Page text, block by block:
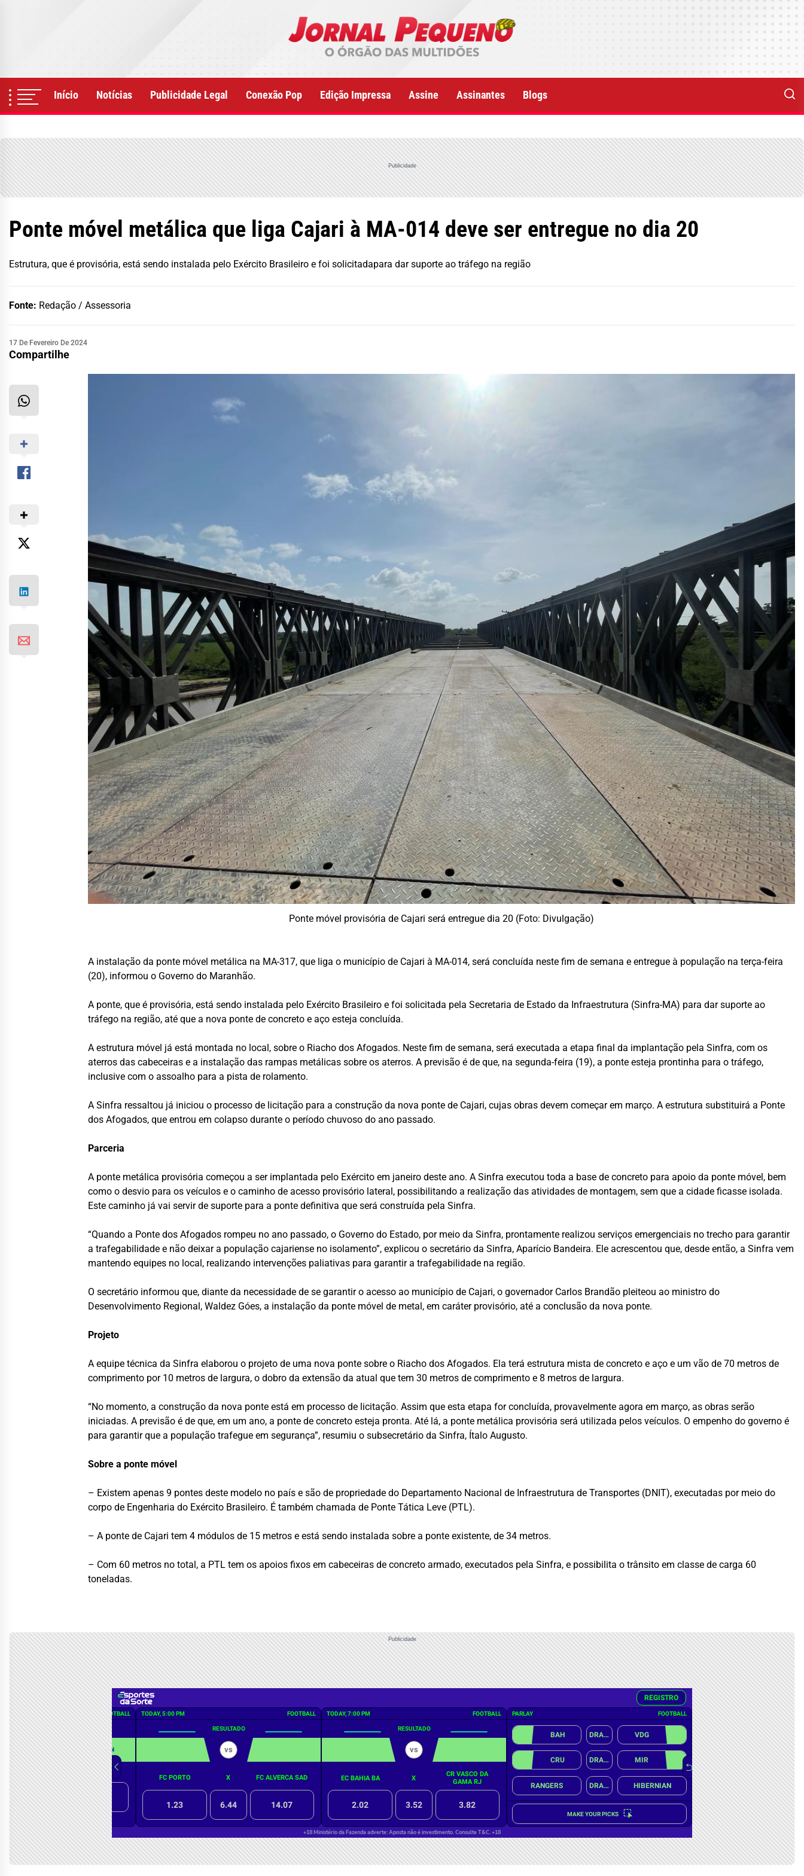
Início Notícias Publicidade Legal Conexão Pop Edição Impressa Assine Assinantes Blogs
Publicidade
Ponte móvel metálica que liga Cajari à MA-014 deve ser entregue no dia 20
Estrutura, que é provisória, está sendo instalada pelo Exército Brasileiro e foi solicitadapara dar suporte ao tráfego na região
Fonte: Redação / Assessoria
17 De Fevereiro De 2024
Compartilhe
Ponte móvel provisória de Cajari será entregue dia 20 (Foto: Divulgação)
A instalação da ponte móvel metálica na MA-317, que liga o município de Cajari à MA-014, será concluída neste fim de semana e entregue à população na terça-feira
(20), informou o Governo do Maranhão.
A ponte, que é provisória, está sendo instalada pelo Exército Brasileiro e foi solicitada pela Secretaria de Estado da Infraestrutura (Sinfra-MA) para dar suporte ao
tráfego na região, até que a nova ponte de concreto e aço esteja concluída.
A estrutura móvel já está montada no local, sobre o Riacho dos Afogados. Neste fim de semana, será executada a etapa final da implantação pela Sinfra, com os
aterros das cabeceiras e a instalação das rampas metálicas sobre os aterros. A previsão é de que, na segunda-feira (19), a ponte esteja prontinha para o tráfego,
inclusive com o assoalho para a pista de rolamento.
A Sinfra ressaltou já iniciou o processo de licitação para a construção da nova ponte de Cajari, cujas obras devem começar em março. A estrutura substituirá a Ponte
dos Afogados, que entrou em colapso durante o período chuvoso do ano passado.
Parceria
A ponte metálica provisória começou a ser implantada pelo Exército em janeiro deste ano. A Sinfra executou toda a base de concreto para apoio da ponte móvel, bem
como o desvio para os veículos e o caminho de acesso provisório lateral, possibilitando a realização das atividades de montagem, sem que a cidade ficasse isolada.
Este caminho já vai servir de suporte para a ponte definitiva que será construída pela Sinfra.
“Quando a Ponte dos Afogados rompeu no ano passado, o Governo do Estado, por meio da Sinfra, prontamente realizou serviços emergenciais no trecho para garantir
a trafegabilidade e não deixar a população cajariense no isolamento”, explicou o secretário da Sinfra, Aparício Bandeira. Ele acrescentou que, desde então, a Sinfra vem
mantendo equipes no local, realizando intervenções paliativas para garantir a trafegabilidade na região.
O secretário informou que, diante da necessidade de se garantir o acesso ao município de Cajari, o governador Carlos Brandão pleiteou ao ministro do
Desenvolvimento Regional, Waldez Góes, a instalação da ponte móvel de metal, em caráter provisório, até a conclusão da nova ponte.
Projeto
A equipe técnica da Sinfra elaborou o projeto de uma nova ponte sobre o Riacho dos Afogados. Ela terá estrutura mista de concreto e aço e um vão de 70 metros de
comprimento por 10 metros de largura, o dobro da extensão da atual que tem 30 metros de comprimento e 8 metros de largura.
“No momento, a construção da nova ponte está em processo de licitação. Assim que esta etapa for concluída, provavelmente agora em março, as obras serão
iniciadas. A previsão é de que, em um ano, a ponte de concreto esteja pronta. Até lá, a ponte metálica provisória será utilizada pelos veículos. O empenho do governo é
para garantir que a população trafegue em segurança”, resumiu o subsecretário da Sinfra, Ítalo Augusto.
Sobre a ponte móvel
– Existem apenas 9 pontes deste modelo no país e são de propriedade do Departamento Nacional de Infraestrutura de Transportes (DNIT), executadas por meio do
corpo de Engenharia do Exército Brasileiro. É também chamada de Ponte Tática Leve (PTL).
– A ponte de Cajari tem 4 módulos de 15 metros e está sendo instalada sobre a ponte existente, de 34 metros.
– Com 60 metros no total, a PTL tem os apoios fixos em cabeceiras de concreto armado, executados pela Sinfra, e possibilita o trânsito em classe de carga 60
toneladas.
Publicidade